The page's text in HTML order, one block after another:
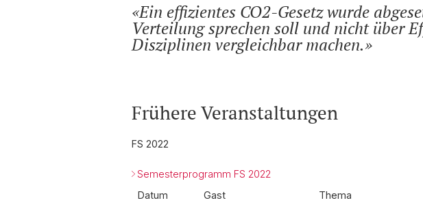
Ein effizientes CO2-Gesetz wurde
Verteilung sprechen soll und nicht über
Disziplinen vergleichbar machen.
Frühere Veranstaltungen
FS 2022
Semesterprogramm FS 2022
Datum
Gast Thema